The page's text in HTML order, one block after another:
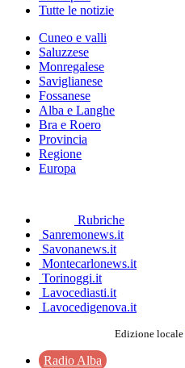
Tutte le notizie
Cuneo e valli
Saluzzese
Monregalese
Saviglianese
Fossanese
Alba e Langhe
Bra e Roero
Provincia
Regione
Europa
Rubriche
Sanremonews.it
Savonanews.it
Montecarlonews.it
Torinoggi.it
Lavocediasti.it
Lavocedigenova.it
Edizione locale
Radio Alba